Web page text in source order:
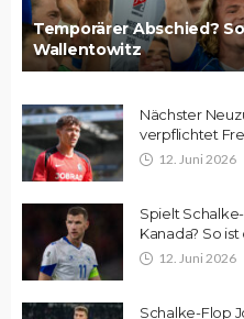
Temporärer Abschied?
Wallentowitz
Nächster
verpflichtet
12. Juni 2026
Spielt
Kanada? So
12. Juni 2026
Schalke-Flop